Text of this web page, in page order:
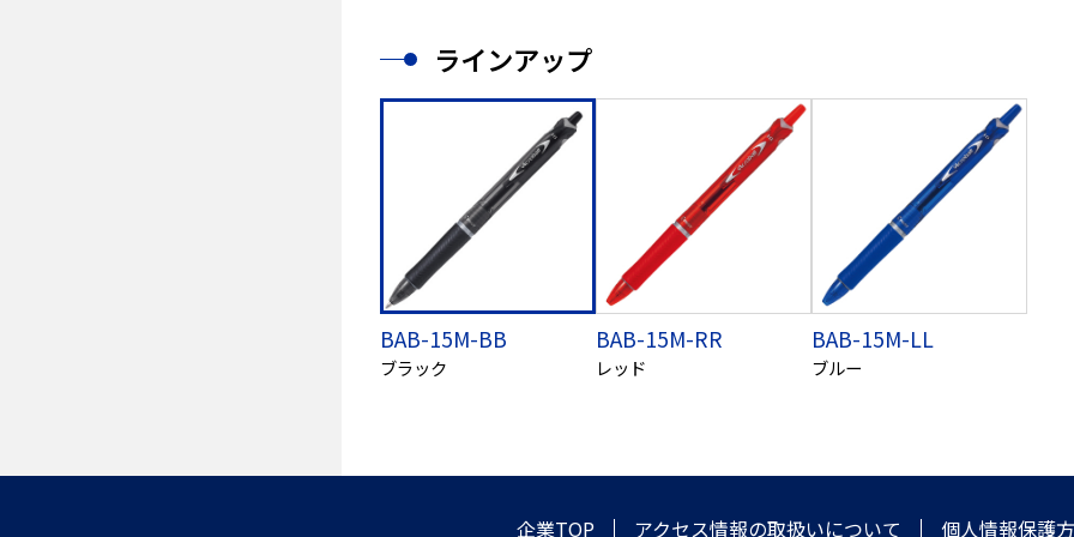
ラインアップ
BAB-15M-BB
ブラック
BAB-15M-RR
レッド
BAB-15M-LL
ブルー
企業TOP アクセス情報の取扱いについて 個人情報保護